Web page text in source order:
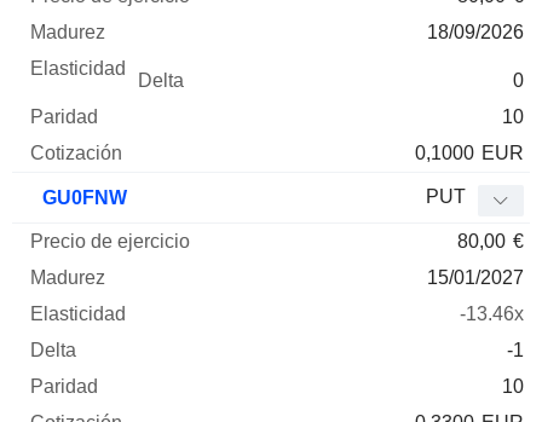
18/09/2026
0
10
0,1000 EUR
GU0FNW PUT
80,00 €
15/01/2027
-13.46x
-1
10